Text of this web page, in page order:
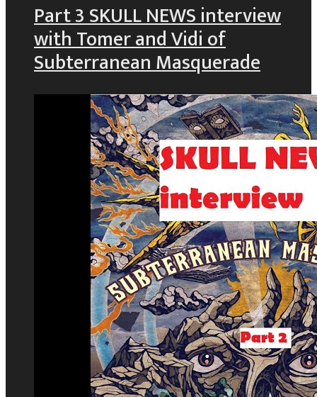
Part 3 SKULL NEWS interview
with Tomer and Vidi of
Subterranean Masquerade